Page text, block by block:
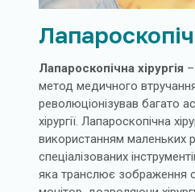
Лапароскопічна хірургія
метод медичного
революціонізував багато
хірургії. Лапароскопічна
використанням маленьких
спеціалізованих
яка транслює зображення